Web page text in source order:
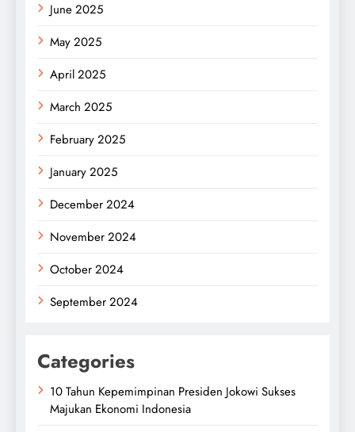
June 2025
May 2025
April 2025
March 2025
February 2025
January 2025
December 2024
November 2024
October 2024
September 2024
Categories
10 Tahun Kepemimpinan Presiden Jokowi Sukses
Majukan Ekonomi Indonesia